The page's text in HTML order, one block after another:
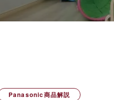
Panasonic商品解説